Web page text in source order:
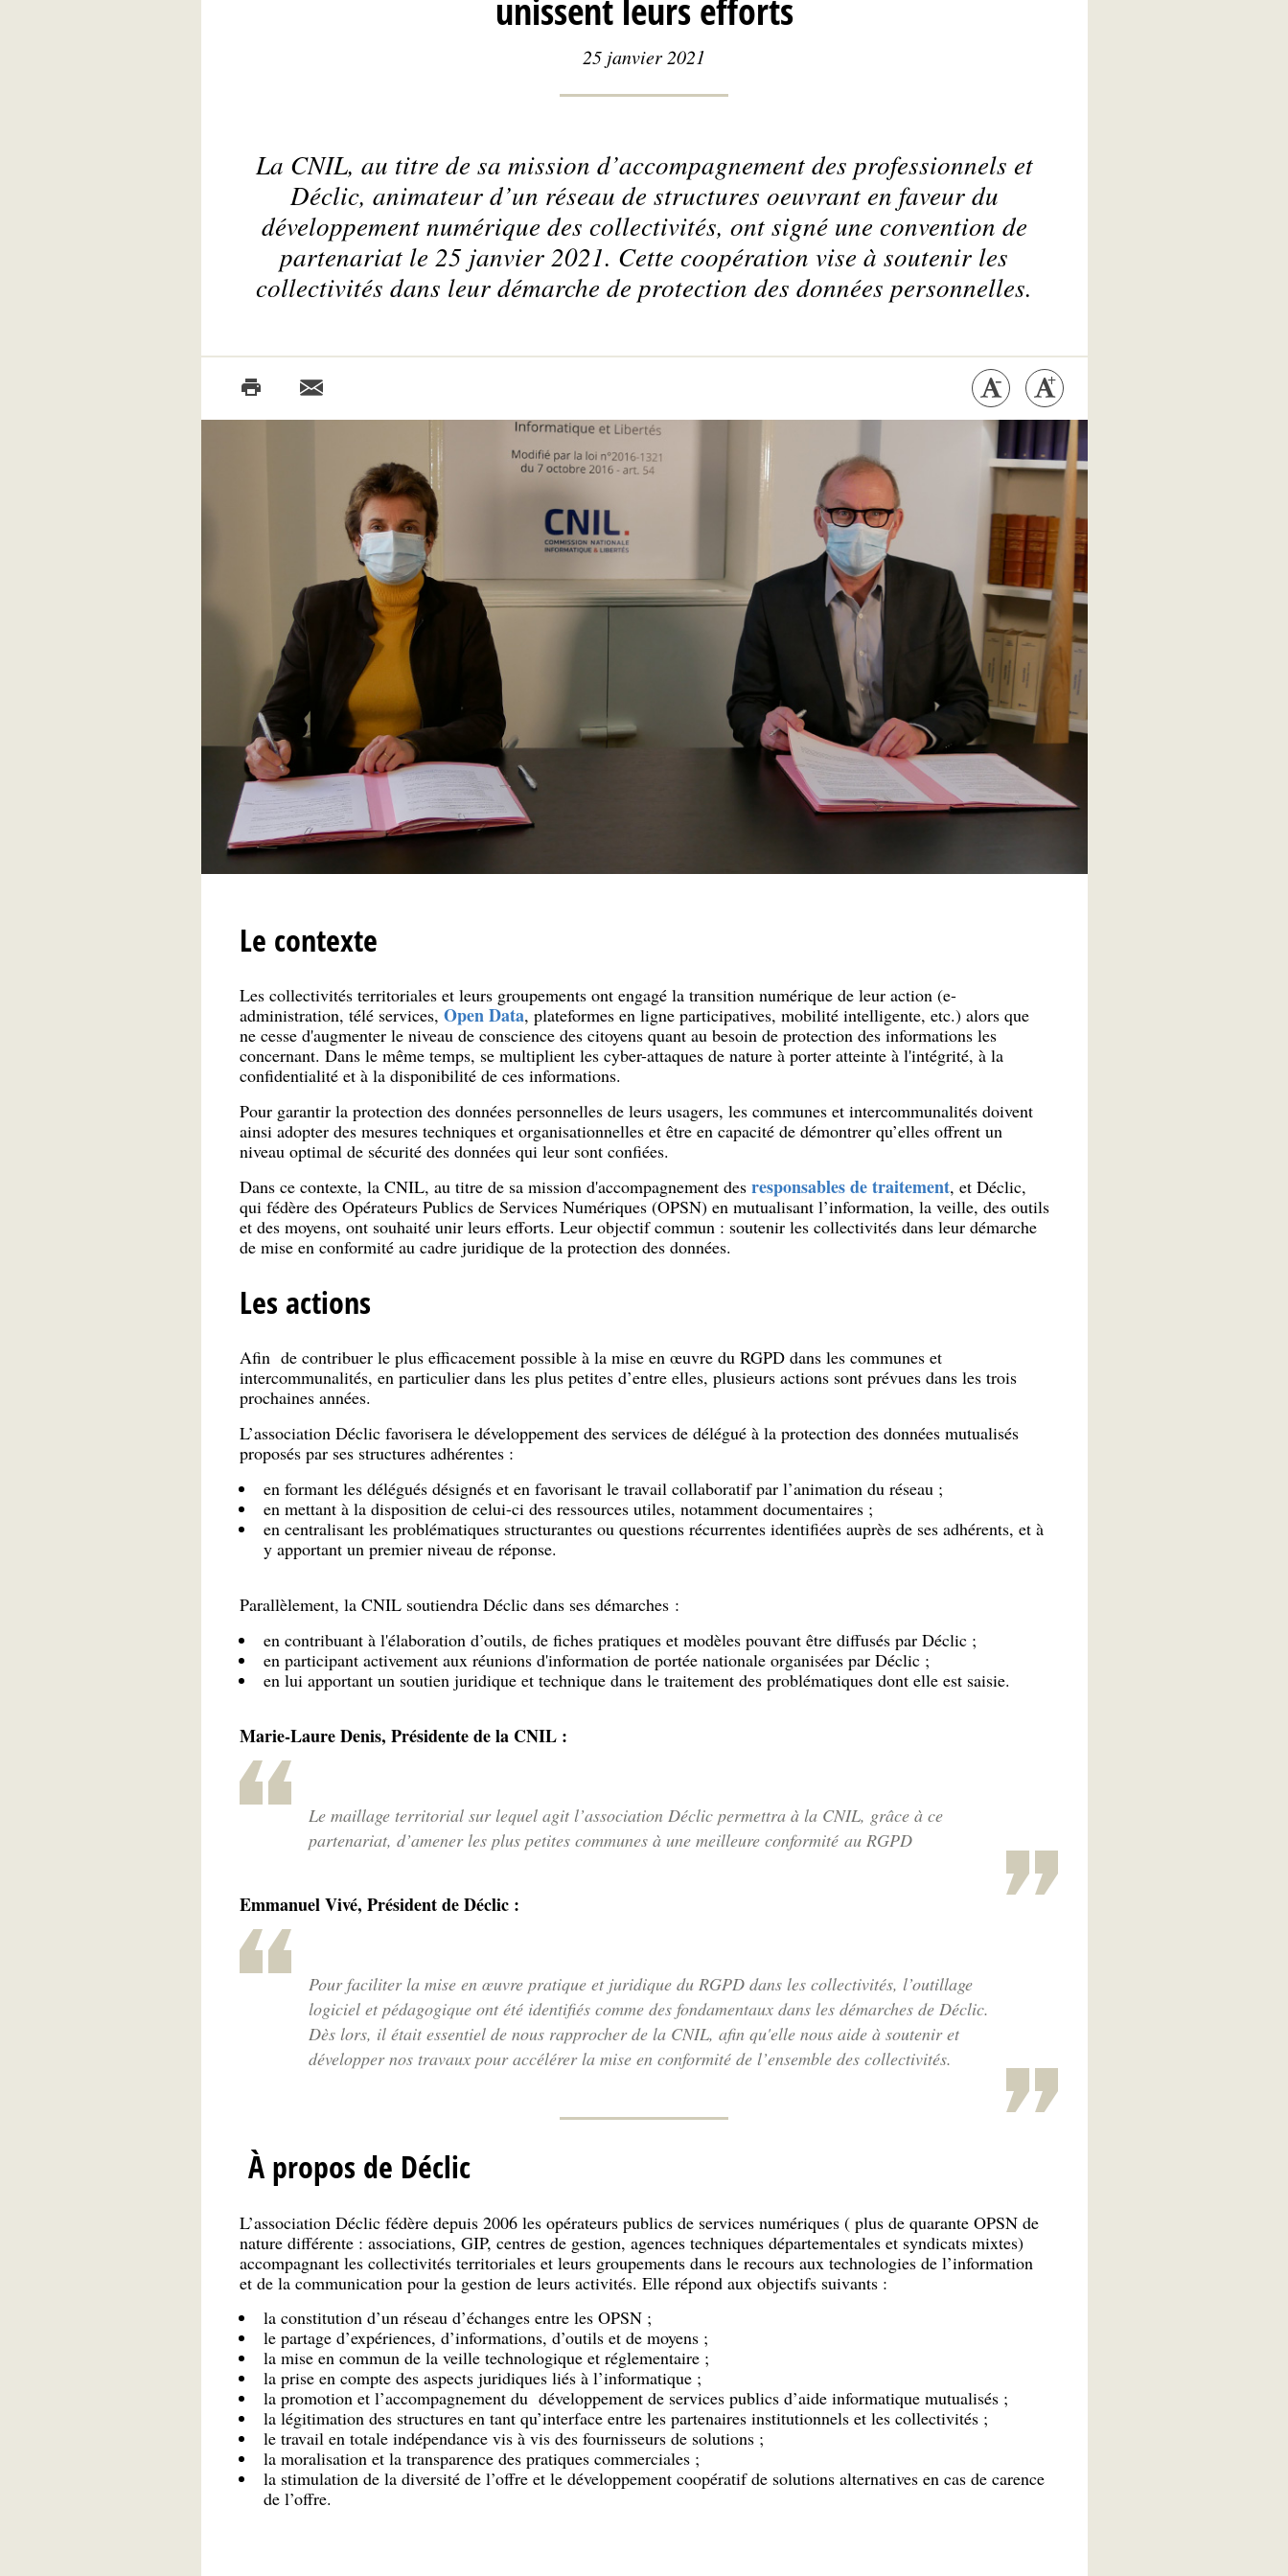
unissent leurs efforts
25 janvier 2021
La CNIL, au titre de sa mission d’accompagnement des professionnels et
Déclic, animateur d’un réseau de structures oeuvrant en faveur du
développement numérique des collectivités, ont signé une convention de
partenariat le 25 janvier 2021. Cette coopération vise à soutenir les
collectivités dans leur démarche de protection des données personnelles.
Le contexte
Les collectivités territoriales et leurs groupements ont engagé la transition numérique de leur action (e-
administration, télé services, Open Data, plateformes en ligne participatives, mobilité intelligente, etc.) alors que
ne cesse d'augmenter le niveau de conscience des citoyens quant au besoin de protection des informations les
concernant. Dans le même temps, se multiplient les cyber-attaques de nature à porter atteinte à l'intégrité, à la
confidentialité et à la disponibilité de ces informations.
Pour garantir la protection des données personnelles de leurs usagers, les communes et intercommunalités doivent
ainsi adopter des mesures techniques et organisationnelles et être en capacité de démontrer qu’elles offrent un
niveau optimal de sécurité des données qui leur sont confiées.
Dans ce contexte, la CNIL, au titre de sa mission d'accompagnement des responsables de traitement, et Déclic,
qui fédère des Opérateurs Publics de Services Numériques (OPSN) en mutualisant l’information, la veille, des outils
et des moyens, ont souhaité unir leurs efforts. Leur objectif commun : soutenir les collectivités dans leur démarche
de mise en conformité au cadre juridique de la protection des données.
Les actions
Afin de contribuer le plus efficacement possible à la mise en œuvre du RGPD dans les communes et
intercommunalités, en particulier dans les plus petites d’entre elles, plusieurs actions sont prévues dans les trois
prochaines années.
L’association Déclic favorisera le développement des services de délégué à la protection des données mutualisés
proposés par ses structures adhérentes :
en formant les délégués désignés et en favorisant le travail collaboratif par l’animation du réseau ;
en mettant à la disposition de celui-ci des ressources utiles, notamment documentaires ;
en centralisant les problématiques structurantes ou questions récurrentes identifiées auprès de ses adhérents, et à
y apportant un premier niveau de réponse.
Parallèlement, la CNIL soutiendra Déclic dans ses démarches :
en contribuant à l'élaboration d’outils, de fiches pratiques et modèles pouvant être diffusés par Déclic ;
en participant activement aux réunions d'information de portée nationale organisées par Déclic ;
en lui apportant un soutien juridique et technique dans le traitement des problématiques dont elle est saisie.
Marie-Laure Denis, Présidente de la CNIL :
Le maillage territorial sur lequel agit l’association Déclic permettra à la CNIL, grâce à ce
partenariat, d’amener les plus petites communes à une meilleure conformité au RGPD
Emmanuel Vivé, Président de Déclic :
Pour faciliter la mise en œuvre pratique et juridique du RGPD dans les collectivités, l’outillage
logiciel et pédagogique ont été identifiés comme des fondamentaux dans les démarches de Déclic.
Dès lors, il était essentiel de nous rapprocher de la CNIL, afin qu'elle nous aide à soutenir et
développer nos travaux pour accélérer la mise en conformité de l’ensemble des collectivités.
À propos de Déclic
L’association Déclic fédère depuis 2006 les opérateurs publics de services numériques ( plus de quarante OPSN de
nature différente : associations, GIP, centres de gestion, agences techniques départementales et syndicats mixtes)
accompagnant les collectivités territoriales et leurs groupements dans le recours aux technologies de l’information
et de la communication pour la gestion de leurs activités. Elle répond aux objectifs suivants :
la constitution d’un réseau d’échanges entre les OPSN ;
le partage d’expériences, d’informations, d’outils et de moyens ;
la mise en commun de la veille technologique et réglementaire ;
la prise en compte des aspects juridiques liés à l’informatique ;
la promotion et l’accompagnement du développement de services publics d’aide informatique mutualisés ;
la légitimation des structures en tant qu’interface entre les partenaires institutionnels et les collectivités ;
le travail en totale indépendance vis à vis des fournisseurs de solutions ;
la moralisation et la transparence des pratiques commerciales ;
la stimulation de la diversité de l’offre et le développement coopératif de solutions alternatives en cas de carence
de l’offre.